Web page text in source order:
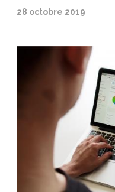
28 octobre 2019